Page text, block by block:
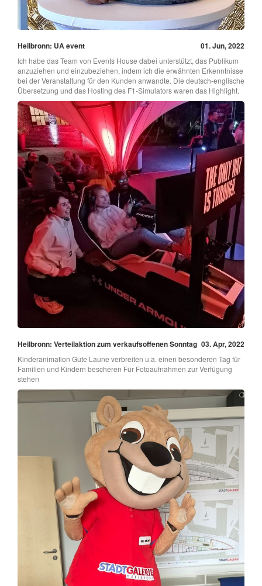
Heilbronn: UA event 01. Jun, 2022
Ich habe das Team von Events House dabei unterstützt, das Publikum
anzuziehen und einzubeziehen, indem ich die erwähnten Erkenntnisse
bei der Veranstaltung für den Kunden anwandte. Die deutsch-englische
Übersetzung und das Hosting des F1-Simulators waren das Highlight.
Heilbronn: Verteilaktion zum verkaufsoffenen Sonntag 03. Apr, 2022
Kinderanimation Gute Laune verbreiten u.a. einen besonderen Tag für
Familien und Kindern bescheren Für Fotoaufnahmen zur Verfügung
stehen